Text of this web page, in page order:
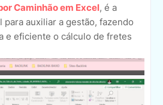
Caminhão em Excel, é a
auxiliar a gestão, fazendo
e eficiente o cálculo de fretes